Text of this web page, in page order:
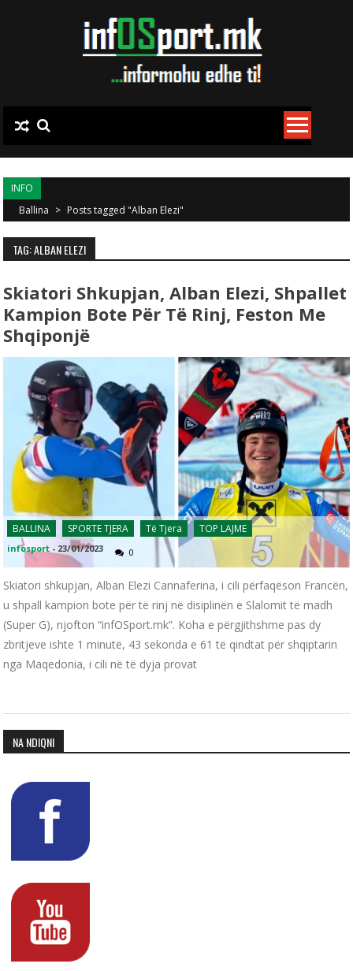
INFO
Ballina > Posts tagged "Alban Elezi"
TAG: ALBAN ELEZI
Skiatori Shkupjan, Alban Elezi, Shpallet
Kampion Bote Për Të Rinj, Feston Me
Shqiponjë
BALLINA SPORTE TJERA Të Tjera TOP LAJME
infosport - 23/01/2023 0
Skiatori shkupjan, Alban Elezi Cannaferina, i cili përfaqëson Francën,
u shpall kampion bote për të rinj në disiplinën e Slalomit të madh
(Super G), njofton “infOSport.mk”. Koha e përgjithshme pas dy
zbritjeve ishte 1 minutë, 43 sekonda e 61 të qindtat për shqiptarin
nga Maqedonia, i cili në të dyja provat
NA NDIQNI